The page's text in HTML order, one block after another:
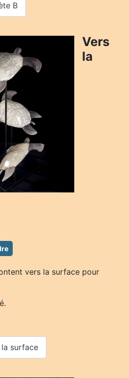
B
Vers
la
vers la surface pour
surface